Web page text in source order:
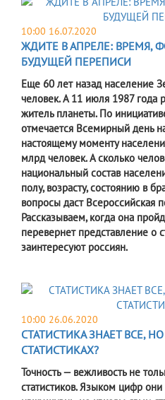
10:00 16.07.2020
ЖДИТЕ В АПРЕЛЕ: ВРЕМЯ,
БУДУЩЕЙ ПЕРЕПИСИ
Еще 60 лет назад население
человек. А 11 июля 1987
житель планеты. По
отмечается Всемирный день
настоящему моменту
млрд человек. А сколько
национальный состав
полу, возрасту, состоянию в
вопросы даст Всероссийская
Рассказываем, когда она
перевернет представление о
заинтересуют россиян.
10:00 26.06.2020
СТАТИСТИКА ЗНАЕТ ВСЕ,
СТАТИСТИКАХ?
Точность — вежливость не
статистиков. Языком цифр